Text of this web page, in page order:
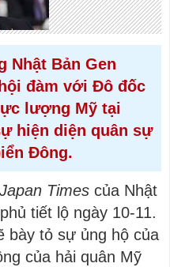
Nhật Bản Gen
đàm với Đô đốc
lượng Mỹ tại
hiện diện quân sự
Đông.
Japan Times của Nhật
tiết lộ ngày 10-11.
bày tỏ sự ủng hộ của
của hải quân Mỹ